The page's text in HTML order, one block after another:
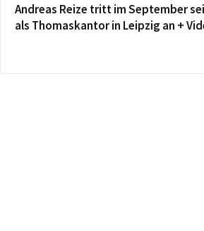
Andreas Reize tritt im September
als Thomaskantor in Leipzig an +